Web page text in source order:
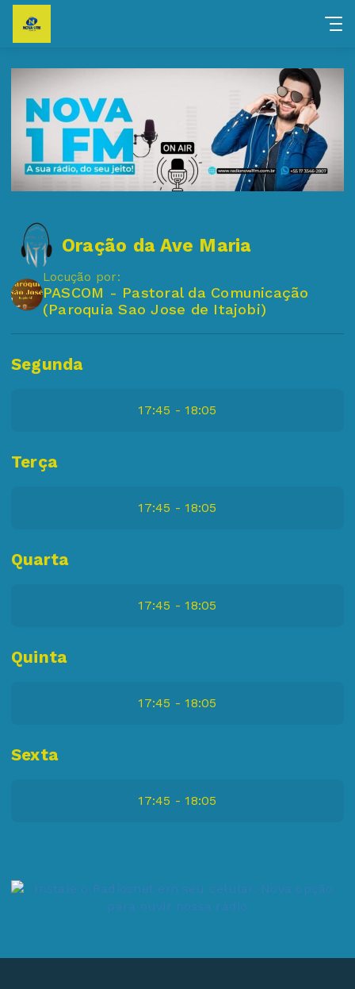
Oração da Ave Maria
Locução por:
PASCOM - Pastoral da Comunicação
(Paroquia Sao Jose de Itajobi)
Segunda
17:45 - 18:05
Terça
17:45 - 18:05
Quarta
17:45 - 18:05
Quinta
17:45 - 18:05
Sexta
17:45 - 18:05